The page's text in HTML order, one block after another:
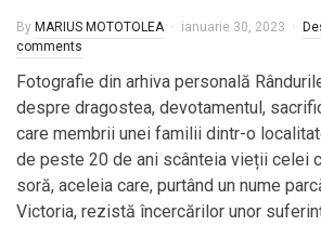
By MARIUS MOTOTOLEA ianuarie 30, 2023
comments
Fotografie din arhiva personală
despre dragostea, devotamentul,
care membrii unei familii dintr-o
de peste 20 de ani scânteia vieții celei
soră, aceleia care, purtând un nume
Victoria, rezistă încercărilor unor